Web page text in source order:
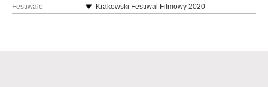
Węgry
Festiwale
Krakowski Festiwal Filmowy 2020